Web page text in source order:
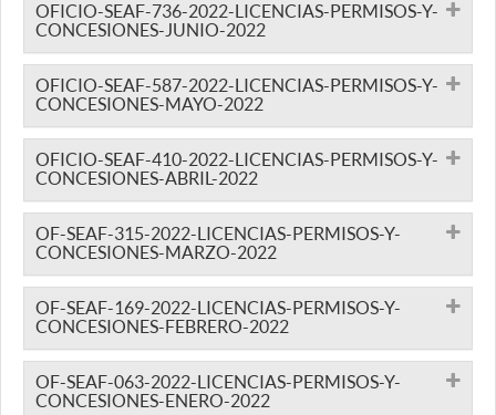
OFICIO-SEAF-736-2022-LICENCIAS-PERMISOS-Y-
CONCESIONES-JUNIO-2022
OFICIO-SEAF-587-2022-LICENCIAS-PERMISOS-Y-
CONCESIONES-MAYO-2022
OFICIO-SEAF-410-2022-LICENCIAS-PERMISOS-Y-
CONCESIONES-ABRIL-2022
OF-SEAF-315-2022-LICENCIAS-PERMISOS-Y-
CONCESIONES-MARZO-2022
OF-SEAF-169-2022-LICENCIAS-PERMISOS-Y-
CONCESIONES-FEBRERO-2022
OF-SEAF-063-2022-LICENCIAS-PERMISOS-Y-
CONCESIONES-ENERO-2022